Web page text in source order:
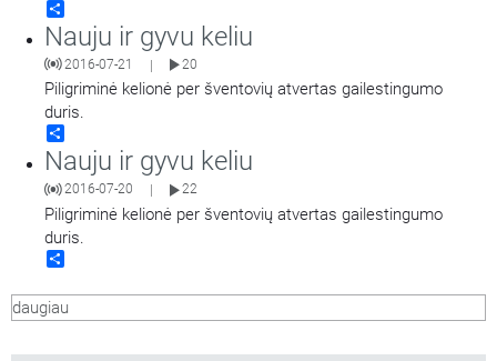
Nauju ir gyvu keliu
2016-07-21 | 20
Piligriminė kelionė per šventovių atvertas gailestingumo
duris.
Nauju ir gyvu keliu
2016-07-20 22
Piligriminė kelionė per šventovių atvertas gailestingumo
duris.
daugiau